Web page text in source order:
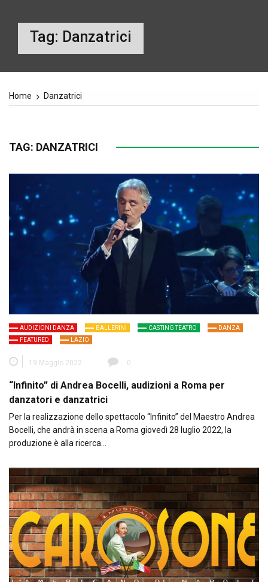
Tag: Danzatrici
Home Danzatrici
TAG: DANZATRICI
AUDIZIONI DANZA BALLERINI CASTING TEATRO
DANZA
FEATURED
LAZIO
19 Maggio 2022 0
“Infinito” di Andrea Bocelli, audizioni a Roma per
danzatori e danzatrici
Per la realizzazione dello spettacolo “Infinito” del Maestro Andrea
Bocelli, che andrà in scena a Roma giovedì 28 luglio 2022, la
produzione è alla ricerca…